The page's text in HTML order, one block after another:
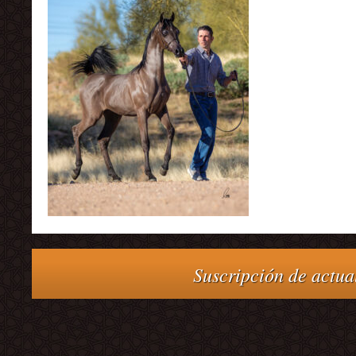
Suscripción de